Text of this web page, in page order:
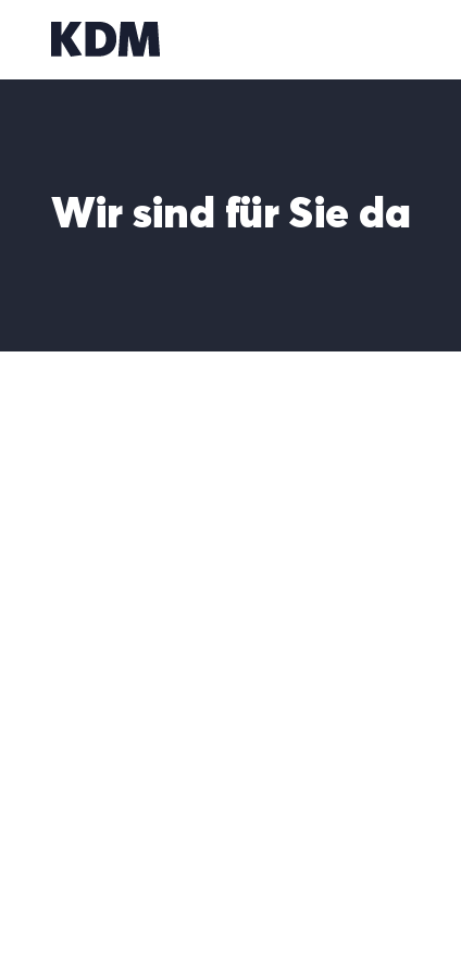
Inhalt
springen
Wir sind für Sie da